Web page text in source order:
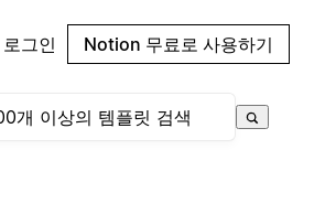
로그인 Notion 무료로 사용하기